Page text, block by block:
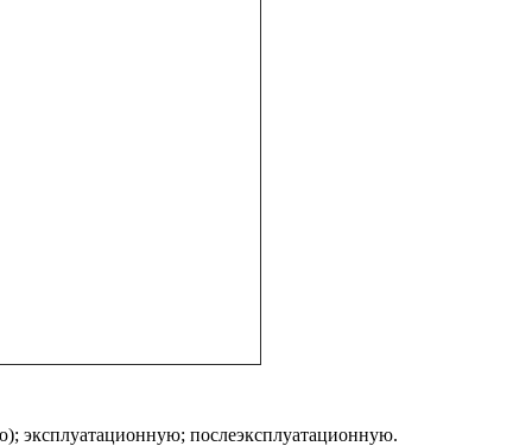
эксплуатационную; послеэксплуатационную.